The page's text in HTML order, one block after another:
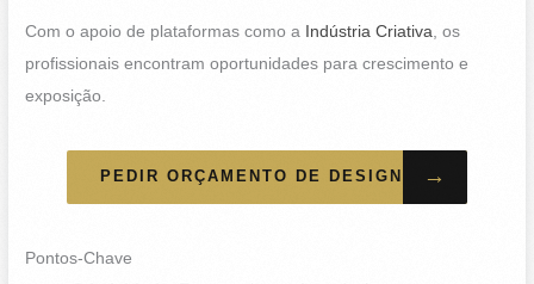
Com o apoio de plataformas como a Indústria Criativa , os
profissionais encontram oportunidades para crescimento e
exposição.
PEDIR ORÇAMENTO DE DESIGN →
Pontos-Chave